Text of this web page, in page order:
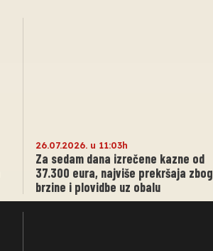
26.07.2026. u 11:03h
Za sedam dana izrečene kazne od
37.300 eura, najviše prekršaja zbog
brzine i plovidbe uz obalu